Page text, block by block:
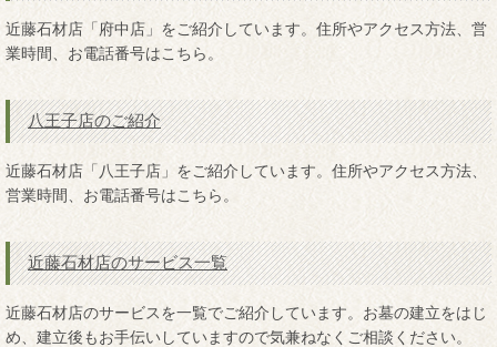
近藤石材店「府中店」をご紹介しています。住所やアクセス方法、営
業時間、お電話番号はこちら。
八王子店のご紹介
近藤石材店「八王子店」をご紹介しています。住所やアクセス方法、
営業時間、お電話番号はこちら。
近藤石材店のサービス一覧
近藤石材店のサービスを一覧でご紹介しています。お墓の建立をはじ
め、建立後もお手伝いしていますので気兼ねなくご相談ください。